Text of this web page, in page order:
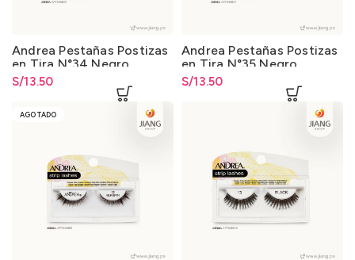
Andrea Pestañas Postizas
en Tira N°34 Negro
S/13.50
Andrea Pestañas Postizas
en Tira N°35 Negro
S/13.50
AGOTADO